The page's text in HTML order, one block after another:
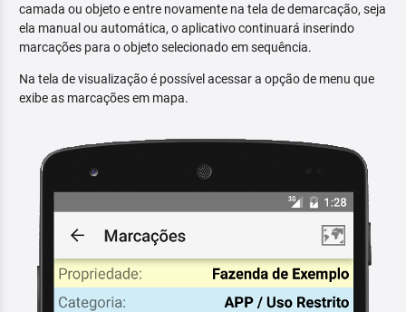
camada ou objeto e entre novamente na tela de demarcação, seja
ela manual ou automática, o aplicativo continuará inserindo
marcações para o objeto selecionado em sequência.
Na tela de visualização é possível acessar a opção de menu que
exibe as marcações em mapa.